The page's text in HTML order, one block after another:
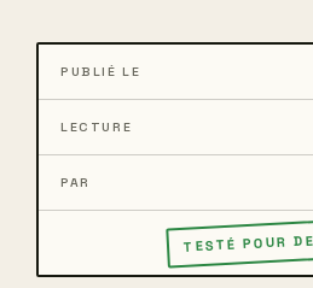
PUBLIÉ LE
LECTURE
PAR
TESTÉ POUR